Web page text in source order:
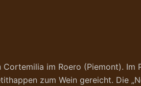
im Roero (Piemont). Im
zum Wein gereicht. Die